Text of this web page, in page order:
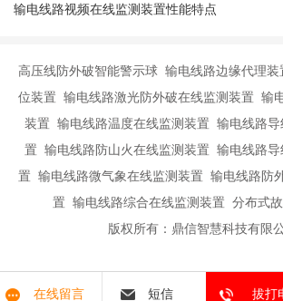
输电线路视频在线监测装置性能特点
高压线防外破智能警示球 输电线路边缘代理
位装置 输电线路激光防外破在线监测装置 输
装置 输电线路温度在线监测装置 输电线路导
置 输电线路防山火在线监测装置 输电线路导
置 输电线路微气象在线监测装置 输电线路防
置 输电线路综合在线监测装置 分布式
版权所有：鼎信智慧科技有限
在线留言 短信 拔打